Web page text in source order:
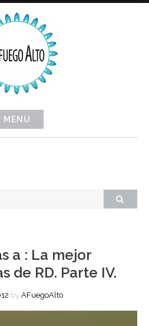
MENU
a : La mejor
de RD. Parte IV.
by AFuegoAlto